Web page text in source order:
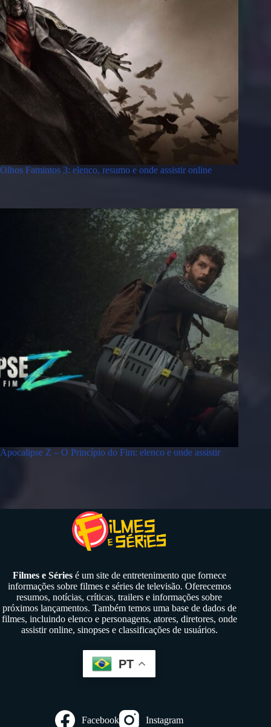
Olhos Famintos 3: elenco, resumo e onde assistir online
Apocalipse Z – O Princípio do Fim: elenco e onde assistir
Filmes e Sériesé um site de entretenimento que fornece
informações sobre filmes e séries de televisão. Oferecemos
resumos, notícias, críticas, trailers e informações sobre
próximos lançamentos. Também temos uma base de dados de
filmes, incluindo elenco e personagens, atores, diretores, onde
assistir online, sinopses e classificações de usuários.
PT
Facebook Instagram